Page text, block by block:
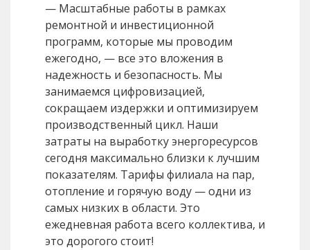
— Масштабные работы в рамках
ремонтной и инвестиционной
программ, которые мы проводим
ежегодно, — все это вложения в
надежность и безопасность. Мы
занимаемся цифровизацией,
сокращаем издержки и оптимизируем
производственный цикл. Наши
затраты на выработку энергоресурсов
сегодня максимально близки к лучшим
показателям. Тарифы филиала на пар,
отопление и горячую воду — одни из
самых низких в области. Это
ежедневная работа всего коллектива, и
это дорогого стоит!